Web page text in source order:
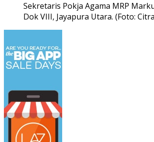
Sekretaris Pokja Agama MRP
Dok VIII, Jayapura Utara. (Foto: